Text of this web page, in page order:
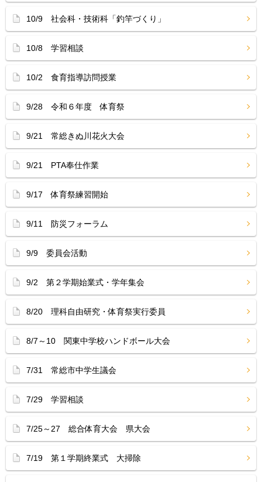
10/9 社会科・技術科「釣竿づくり」
10/8 学習相談
10/2 食育指導訪問授業
9/28 令和６年度 体育祭
9/21 常総きぬ川花火大会
9/21 PTA奉仕作業
9/17 体育祭練習開始
9/11 防災フォーラム
9/9 委員会活動
9/2 第２学期始業式・学年集会
8/20 理科自由研究・体育祭実行委員
8/7～10 関東中学校ハンドボール大会
7/31 常総市中学生議会
7/29 学習相談
7/25～27 総合体育大会 県大会
7/19 第１学期終業式 大掃除